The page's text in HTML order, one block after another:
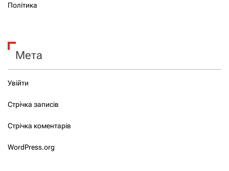
Політика
Мета
Увійти
Стрічка записів
Стрічка коментарів
WordPress.org